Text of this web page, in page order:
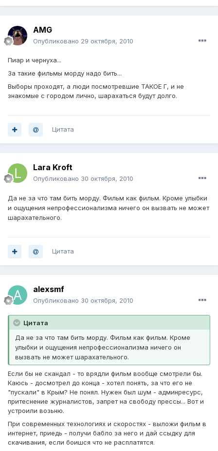
AMG
Опубликовано 29 октября, 2010
Пиар и чернуха...
За такие фильмы морду надо бить...
Выборы проходят, а люди посмотревшие ТАКОЕ Г, и не
знакомые с городом лично, шарахаться будут долго.
Цитата
Lara Kroft
Опубликовано 30 октября, 2010
Да не за что там бить морду. Фильм как фильм. Кроме улыбки
и ощущения непрофессионализма ничего он вызвать не может
шарахательного.
Цитата
alexsmf
Опубликовано 30 октября, 2010
Цитата
Да не за что там бить морду. Фильм как фильм. Кроме
улыбки и ощущения непрофессионализма ничего он
вызвать не может шарахательного.
Если бы не скандал - то врядли фильм вообще смотрели бы.
Каюсь - досмотрел до конца - хотел понять, за что его не
"пускали" в Крым? Не понял. Нужен был шум - админресурс,
притеснение журналистов, запрет на свободу прессы... Вот и
устроили возьню.
При современных технологиях и скоростях - выложи фильм в
интернет, приедь - получи бабло за него и дай ссыдку для
скачивания, если боишся что не расплатятся.